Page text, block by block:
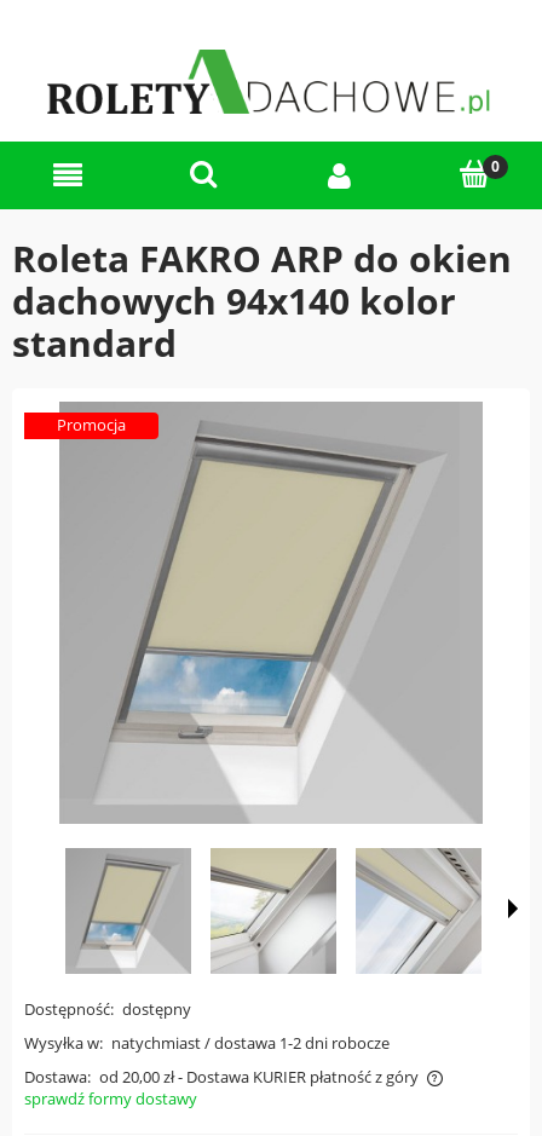
Roleta FAKRO ARP do okien
dachowych 94x140 kolor
standard
Promocja
Dostępność: dostępny
Wysyłka w: natychmiast / dostawa 1-2 dni robocze
Dostawa: od 20,00 zł- Dostawa KURIER płatność z góry
Cena nie zawiera ewentualnych kosztów płatności
sprawdź formy dostawy